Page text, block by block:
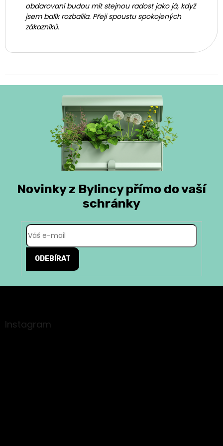
obdarovaní budou mít stejnou radost jako já, když
jsem balík rozbalila. Přeji spoustu spokojených
zákazníků.
Novinky z Bylincy přímo do vaší
schránky
ODEBÍRAT
aInstagram